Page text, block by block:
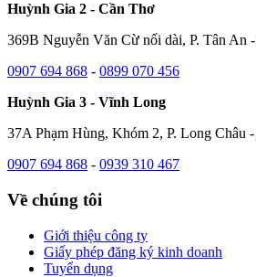
Huỳnh Gia 2 - Cần Thơ
369B Nguyễn Văn Cừ nối dài, P. Tân An -
0907 694 868 - 0899 070 456
Huỳnh Gia 3 - Vĩnh Long
37A Phạm Hùng, Khóm 2, P. Long Châu -
0907 694 868 - 0939 310 467
Về chúng tôi
Giới thiệu công ty
Giấy phép đăng ký kinh doanh
Tuyển dụng